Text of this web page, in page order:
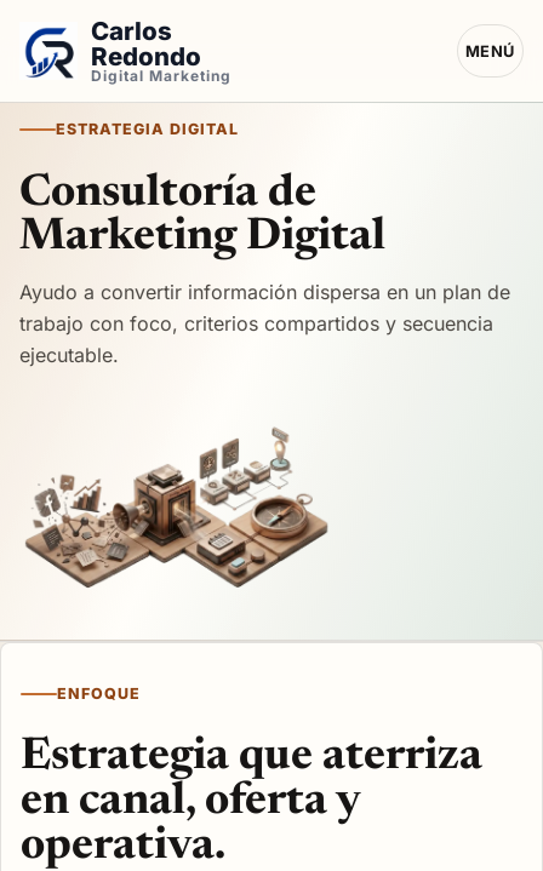
Carlos
Redondo
Digital Marketing
MENÚ
ESTRATEGIA DIGITAL
Consultoría de
Marketing Digital
Ayudo a convertir información dispersa en un plan de
trabajo con foco, criterios compartidos y secuencia
ejecutable.
ENFOQUE
Estrategia que aterriza
en canal, oferta y
operativa.